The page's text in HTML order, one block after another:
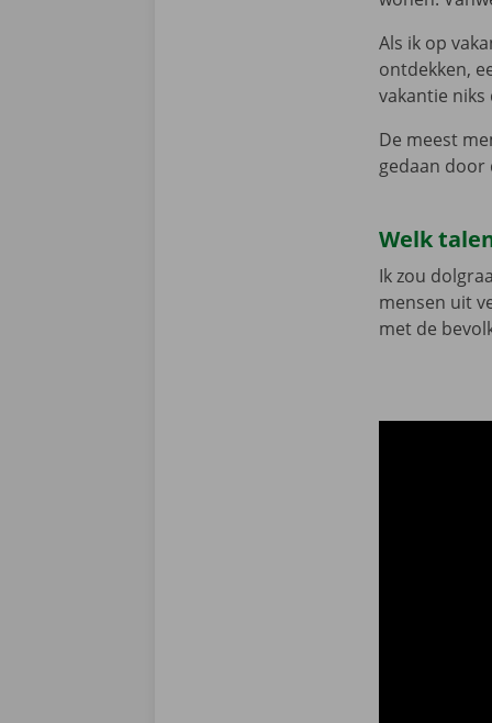
Als ik op
ontdekken,
vakantie niks
De meest
gedaan door
Welk
Ik zou
mensen uit
met de